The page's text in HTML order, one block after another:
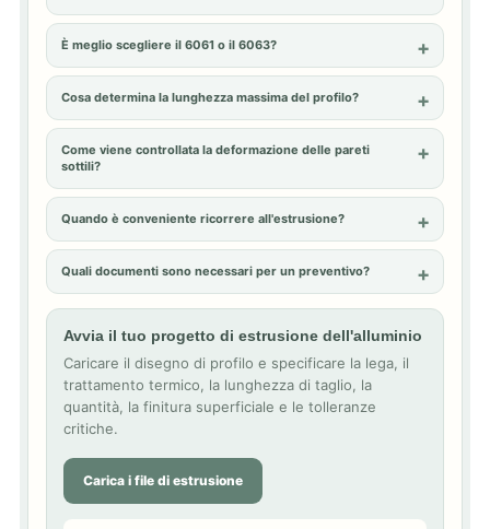
È meglio scegliere il 6061 o il 6063?
Cosa determina la lunghezza massima del profilo?
Come viene controllata la deformazione delle pareti
sottili?
Quando è conveniente ricorrere all'estrusione?
Quali documenti sono necessari per un preventivo?
Avvia il tuo progetto di estrusione dell'alluminio
Caricare il disegno di profilo e specificare la lega, il
trattamento termico, la lunghezza di taglio, la
quantità, la finitura superficiale e le tolleranze
critiche.
Carica i file di estrusione